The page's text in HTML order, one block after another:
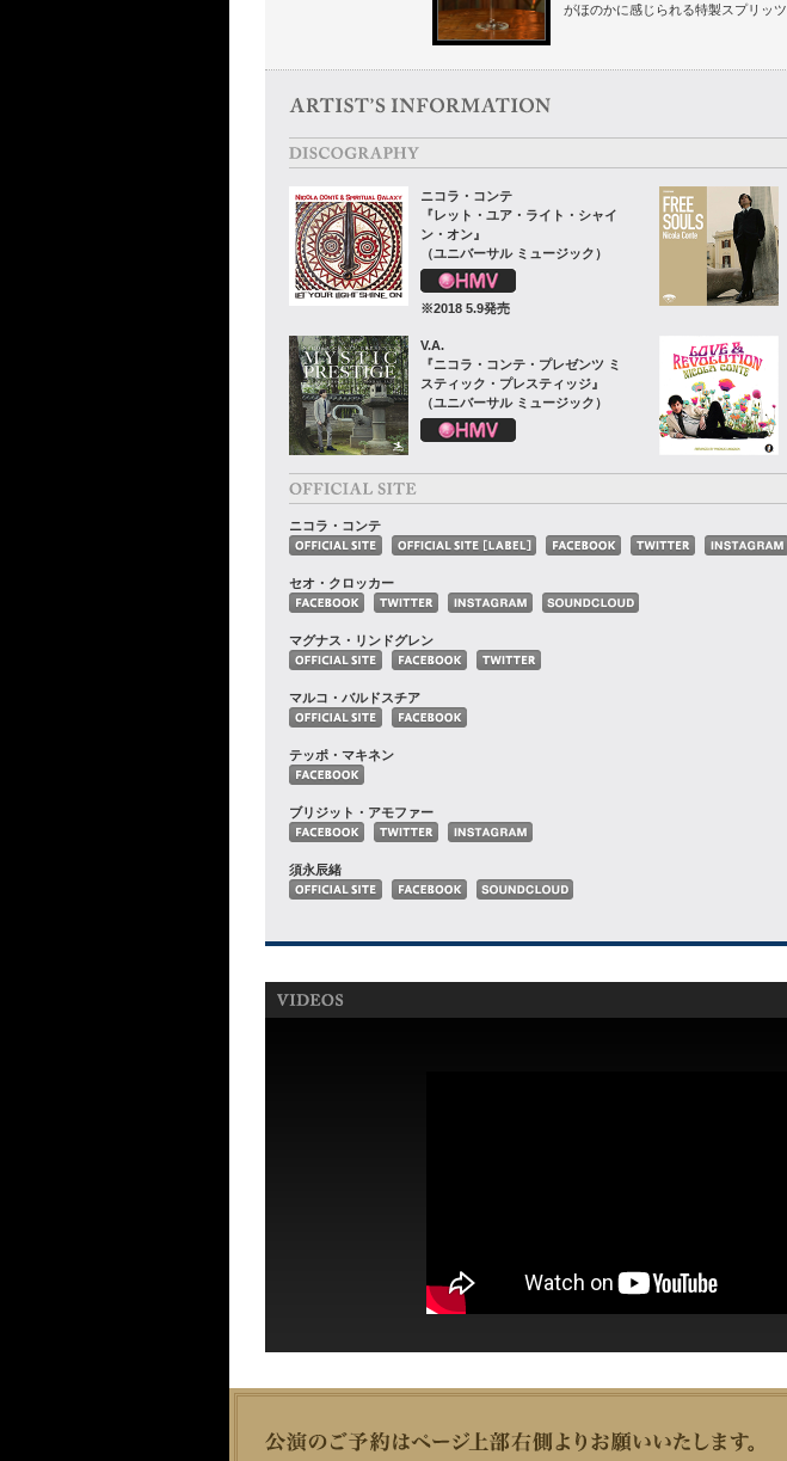
がほのかに感じられる特製スプリッツ
ニコラ・コンテ
『レット・ユア・ライト・シャイ
ン・オン』
（ユニバーサル ミュージック）
※2018 5.9発売
V.A.
『ニコラ・コンテ・プレゼンツ ミ
スティック・プレスティッジ』
（ユニバーサル ミュージック）
ニコラ・コンテ
セオ・クロッカー
マグナス・リンドグレン
マルコ・バルドスチア
テッポ・マキネン
ブリジット・アモファー
須永辰緒